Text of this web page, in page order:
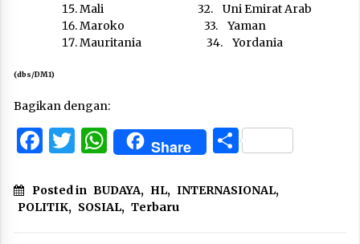
Mali 32. Uni Emirat Arab
Maroko 33. Yaman
Mauritania 34. Yordania
(dbs/DM1)
Bagikan dengan:
Facebook
Twitter
WhatsApp
Share Share
Posted in BUDAYA, HL, INTERNASIONAL,
POLITIK, SOSIAL, Terbaru